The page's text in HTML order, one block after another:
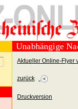
Unabhängige
Aktueller Online-Flyer
zurück
Druckversion